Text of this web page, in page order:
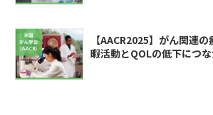
【AACR2025】がん関連
暇活動とQOLの低下につ